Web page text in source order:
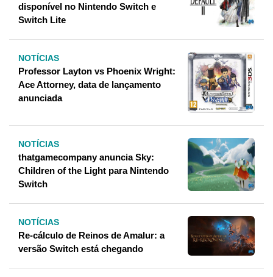
disponível no Nintendo Switch e
Switch Lite
NOTÍCIAS
Professor Layton vs Phoenix Wright:
Ace Attorney, data de lançamento
anunciada
NOTÍCIAS
thatgamecompany anuncia Sky:
Children of the Light para Nintendo
Switch
NOTÍCIAS
Re-cálculo de Reinos de Amalur: a
versão Switch está chegando